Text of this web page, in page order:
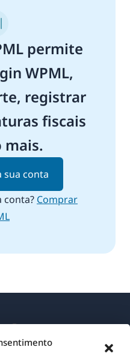
permite
WPML,
registrar
fiscais
mais.
sua conta
conta? Comprar